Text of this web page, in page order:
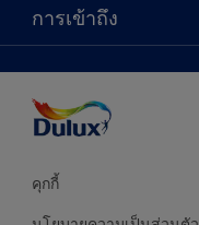
ค้นหาร้านค้า
ผลิตภัณฑ์
ไอเดียการตกแต่ง
คำแนะนำจากผู้เชี่ยวชาญ
บริการออกแบบสี
การเข้าถึง
คุกกี้